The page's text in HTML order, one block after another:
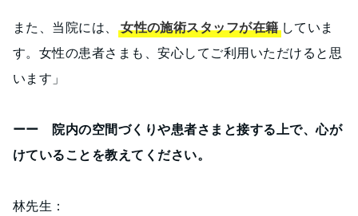
また、当院には、 女性の施術スタッフが在籍していま
す。女性の患者さまも、安心してご利用いただけると思
います」
ーー 院内の空間づくりや患者さまと接する上で、心が
けていることを教えてください。
林先生：